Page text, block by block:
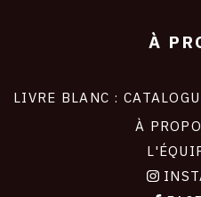
À
LIVRE BLANC :
À